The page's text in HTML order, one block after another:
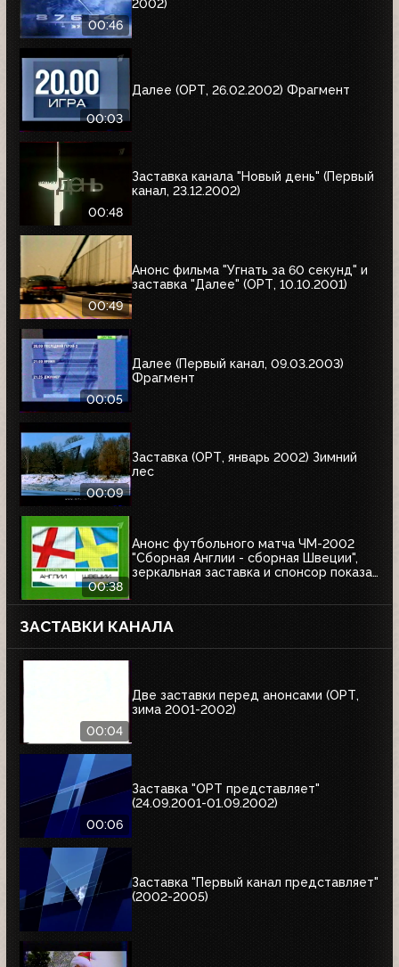
00:46
2002)
00:03
Далее (ОРТ, 26.02.2002) Фрагмент
00:48
Заставка канала "Новый день" (Первый
канал, 23.12.2002)
00:49
Анонс фильма "Угнать за 60 секунд" и
заставка "Далее" (ОРТ, 10.10.2001)
00:05
Далее (Первый канал, 09.03.2003)
Фрагмент
00:09
Заставка (ОРТ, январь 2002) Зимний
лес
00:38
Анонс футбольного матча ЧМ-2002
"Сборная Англии - сборная Швеции",
зеркальная заставка и спонсор показа
ЗАСТАВКИ КАНАЛА
00:04
Две заставки перед анонсами (ОРТ,
зима 2001-2002)
00:06
Заставка "ОРТ представляет"
(24.09.2001-01.09.2002)
Заставка "Первый канал представляет"
(2002-2005)